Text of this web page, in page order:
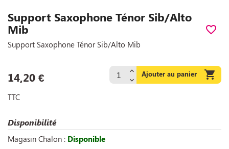
Support Saxophone Ténor Sib/Alto
Mib
favorite_border
Support Saxophone Ténor Sib/Alto Mib
14,20 € Ajouter au panier 
TTC
Disponibilité
Magasin Chalon : Disponible